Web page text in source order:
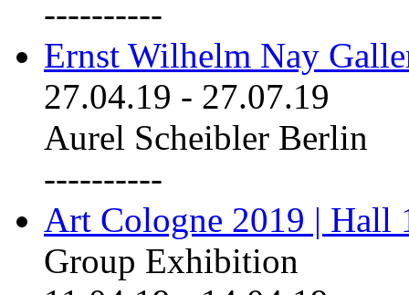
----------
Ernst Wilhelm Nay
27.04.19 - 27.07.19
Aurel Scheibler Berlin
----------
Art Cologne 2019 | Hall
Group Exhibition